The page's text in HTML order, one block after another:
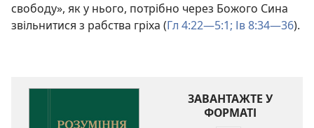
свободу», як у нього, потрібно через Божого Сина
звільнитися з рабства гріха (Гл 4:22—5:1; Ів 8:34—36).
ЗАВАНТАЖТЕ У
ФОРМАТІ